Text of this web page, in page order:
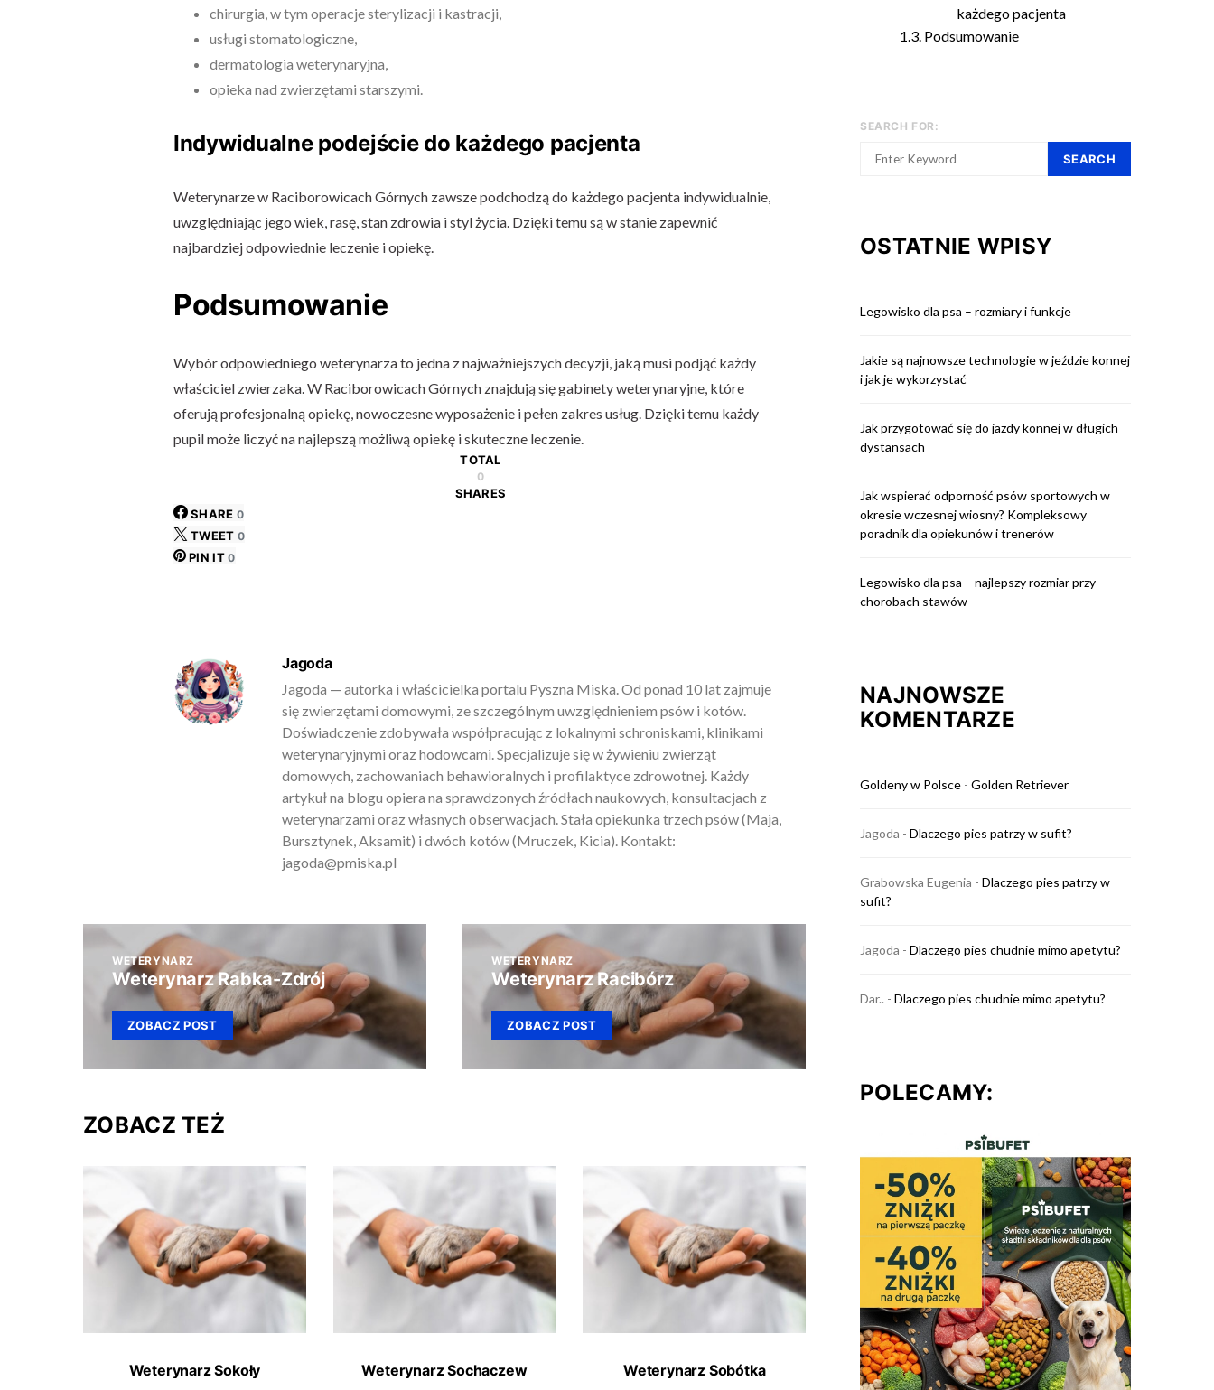
chirurgia, w tym operacje sterylizacji i kastracji,
usługi stomatologiczne,
dermatologia weterynaryjna,
opieka nad zwierzętami starszymi.
Indywidualne podejście do każdego pacjenta
Weterynarze w Raciborowicach Górnych zawsze podchodzą do każdego pacjenta indywidualnie,
uwzględniając jego wiek, rasę, stan zdrowia i styl życia. Dzięki temu są w stanie zapewnić
najbardziej odpowiednie leczenie i opiekę.
Podsumowanie
Wybór odpowiedniego weterynarza to jedna z najważniejszych decyzji, jaką musi podjąć każdy
właściciel zwierzaka. W Raciborowicach Górnych znajdują się gabinety weterynaryjne, które
oferują profesjonalną opiekę, nowoczesne wyposażenie i pełen zakres usług. Dzięki temu każdy
pupil może liczyć na najlepszą możliwą opiekę i skuteczne leczenie.
TOTAL
0
SHARES
SHARE 0
TWEET 0
PIN IT 0
Jagoda
Jagoda — autorka i właścicielka portalu Pyszna Miska. Od ponad 10 lat zajmuje
się zwierzętami domowymi, ze szczególnym uwzględnieniem psów i kotów.
Doświadczenie zdobywała współpracując z lokalnymi schroniskami, klinikami
weterynaryjnymi oraz hodowcami. Specjalizuje się w żywieniu zwierząt
domowych, zachowaniach behawioralnych i profilaktyce zdrowotnej. Każdy
artykuł na blogu opiera na sprawdzonych źródłach naukowych, konsultacjach z
weterynarzami oraz własnych obserwacjach. Stała opiekunka trzech psów (Maja,
Bursztynek, Aksamit) i dwóch kotów (Mruczek, Kicia). Kontakt:
jagoda@pmiska.pl
WETERYNARZ
Weterynarz Rabka-Zdrój
ZOBACZ POST
WETERYNARZ
Weterynarz Racibórz
ZOBACZ POST
ZOBACZ TEŻ
Weterynarz Sokoły Weterynarz Sochaczew Weterynarz Sobótka Weterynarz Pieńsk
Weterynarz
każdego pacjenta
Podsumowanie
SEARCH FOR:
SEARCH
OSTATNIE WPISY
Legowisko dla psa – rozmiary i funkcje
Jakie są najnowsze technologie w jeździe konnej
i jak je wykorzystać
Jak przygotować się do jazdy konnej w długich
dystansach
Jak wspierać odporność psów sportowych w
okresie wczesnej wiosny? Kompleksowy
poradnik dla opiekunów i trenerów
Legowisko dla psa – najlepszy rozmiar przy
chorobach stawów
NAJNOWSZE
KOMENTARZE
Goldeny w Polsce - Golden Retriever
Jagoda - Dlaczego pies patrzy w sufit?
Grabowska Eugenia - Dlaczego pies patrzy w
sufit?
Jagoda - Dlaczego pies chudnie mimo apetytu?
Dar.. - Dlaczego pies chudnie mimo apetytu?
POLECAMY: